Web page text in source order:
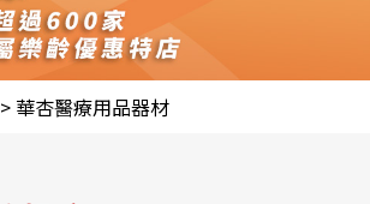
首頁
> 華杏醫療用品器材